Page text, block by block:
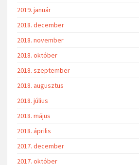
2019. január
2018. december
2018. november
2018. október
2018. szeptember
2018. augusztus
2018. július
2018. május
2018. április
2017. december
2017. október